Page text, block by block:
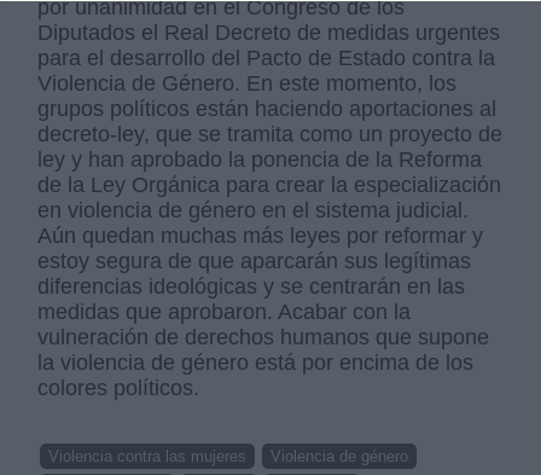
por unanimidad en el Congreso de los
Diputados el Real Decreto de medidas urgentes
para el desarrollo del Pacto de Estado contra la
Violencia de Género. En este momento, los
grupos políticos están haciendo aportaciones al
decreto-ley, que se tramita como un proyecto de
ley y han aprobado la ponencia de la Reforma
de la Ley Orgánica para crear la especialización
en violencia de género en el sistema judicial.
Aún quedan muchas más leyes por reformar y
estoy segura de que aparcarán sus legítimas
diferencias ideológicas y se centrarán en las
medidas que aprobaron. Acabar con la
vulneración de derechos humanos que supone
la violencia de género está por encima de los
colores políticos.
Violencia contra las mujeres
Violencia de género